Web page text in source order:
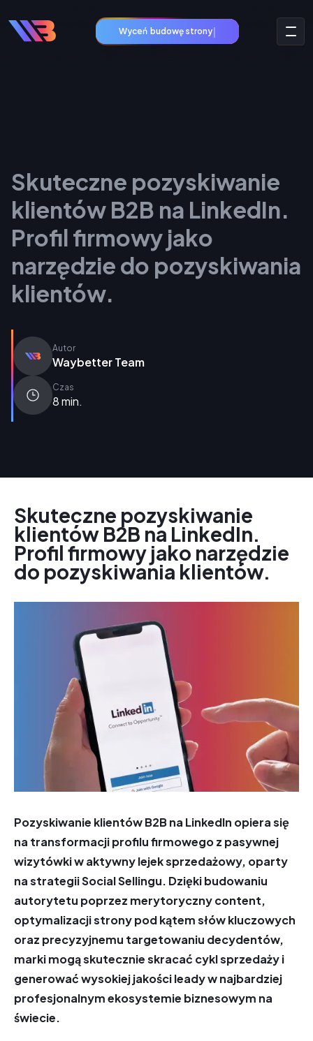
Wyceń budowę stron|
Skuteczne pozyskiwanie
klientów B2B na LinkedIn.
Profil firmowy jako
narzędzie do pozyskiwania
klientów.
Autor
Waybetter Team
Czas
8 min.
Skuteczne pozyskiwanie
klientów B2B na LinkedIn.
Profil firmowy jako narzędzie
do pozyskiwania klientów.
Pozyskiwanie klientów B2B na LinkedIn opiera się
na transformacji profilu firmowego z pasywnej
wizytówki w aktywny lejek sprzedażowy, oparty
na strategii Social Sellingu. Dzięki budowaniu
autorytetu poprzez merytoryczny content,
optymalizacji strony pod kątem słów kluczowych
oraz precyzyjnemu targetowaniu decydentów,
marki mogą skutecznie skracać cykl sprzedaży i
generować wysokiej jakości leady w najbardziej
profesjonalnym ekosystemie biznesowym na
świecie.